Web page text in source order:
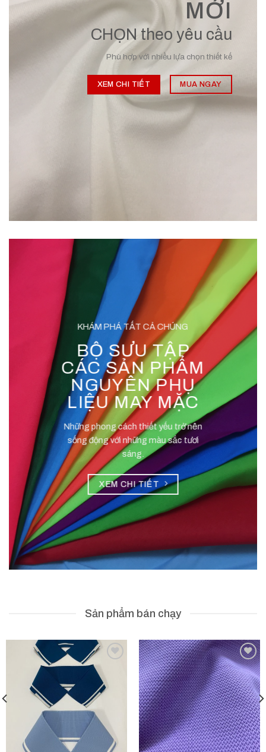
MỚI
CHỌN theo yêu cầu
Phù hợp với nhiều lựa chọn thiết kế
XEM CHI TIẾT MUA NGAY
KHÁM PHÁ TẤT CẢ CHÚNG
BỘ SƯU TẬP
CÁC SẢN PHẨM
NGUYÊN PHỤ
LIỆU MAY MẶC
Những phong cách thiết yếu trở nên
sống động với những màu sắc tươi
sáng.
XEM CHI TIẾT
Sản phẩm bán chạy
Add to
wishlist